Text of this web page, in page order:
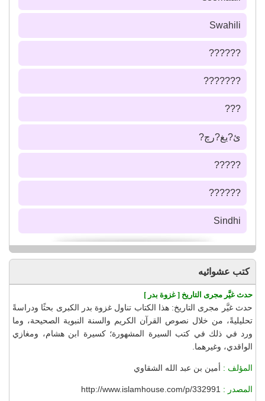
Swahili
??????
???????
???
ئ?يغ?رچ?
?????
??????
Sindhi
كتب عشوائيه
حدث غيَّر مجرى التاريخ [ غزوة بدر ]
حدث غيَّر مجرى التاريخ: هذا الكتاب تناول غزوة بدر الكبرى بحثًا ودراسةً
تحليليةً، من خلال نصوص القرآن الكريم والسنة النبوية الصحيحة، وما
ورد في ذلك في كتب السيرة المشهورة؛ كسيرة ابن هشام، ومغازي
الواقدي، وغيرهما.
المؤلف : أمين بن عبد الله الشقاوي
المصدر : http://www.islamhouse.com/p/332991